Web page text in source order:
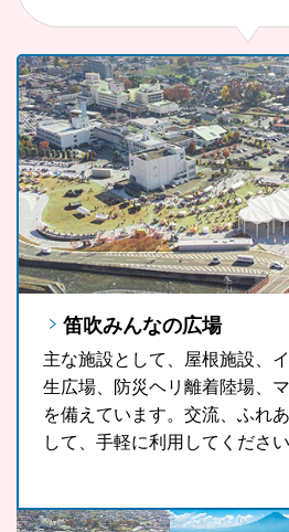
笛吹みんなの広場
主な施設として、屋根施設、
生広場、防災ヘリ離着陸場、
を備えています。交流、ふれ
して、手軽に利用してください
FUJIYAMAツインテラス
FUJIYAMAツインテラスは、
文化遺産に登録されている富
スポットです。
笛吹市ソウルフード「ラ
山梨県の郷土料理である「ほ
に、もっと多くの観光客の皆
さんに召し上がっていただき
発したラーほー。お気に入り